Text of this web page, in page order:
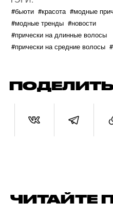
#бьюти #красота #модные
#модные тренды #новости
#прически на длинные волосы
#прически на средние волосы
ЧИТАЙТЕ